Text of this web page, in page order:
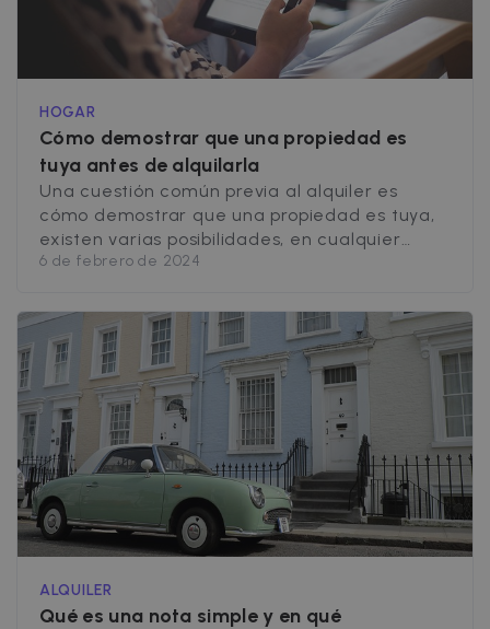
HOGAR
Cómo demostrar que una propiedad es
tuya antes de alquilarla
Una cuestión común previa al alquiler es
cómo demostrar que una propiedad es tuya,
existen varias posibilidades, en cualquier
caso, el objetivo es disponer de pruebas
que el inmueble pertenece a los propietarios.
¿Es obligatorio mostrar títulos de propiedad
previos al alquiler? Sí, es necesario que los
propietarios cuenten [&hellip;]
6 de febrero de 2024
ALQUILER
Qué es una nota simple y en qué